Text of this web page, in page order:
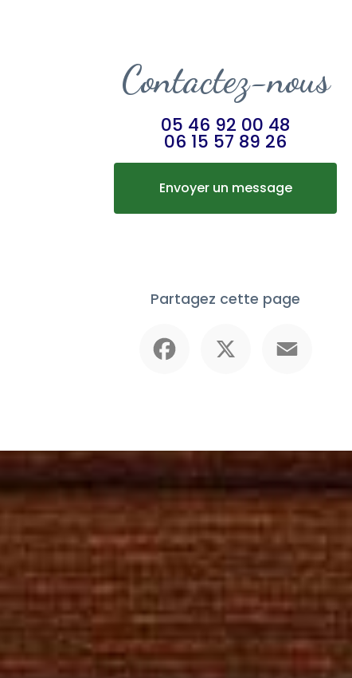
Contactez-nous
05 46 92 00 48
06 15 57 89 26
Envoyer un message
Partagez cette page